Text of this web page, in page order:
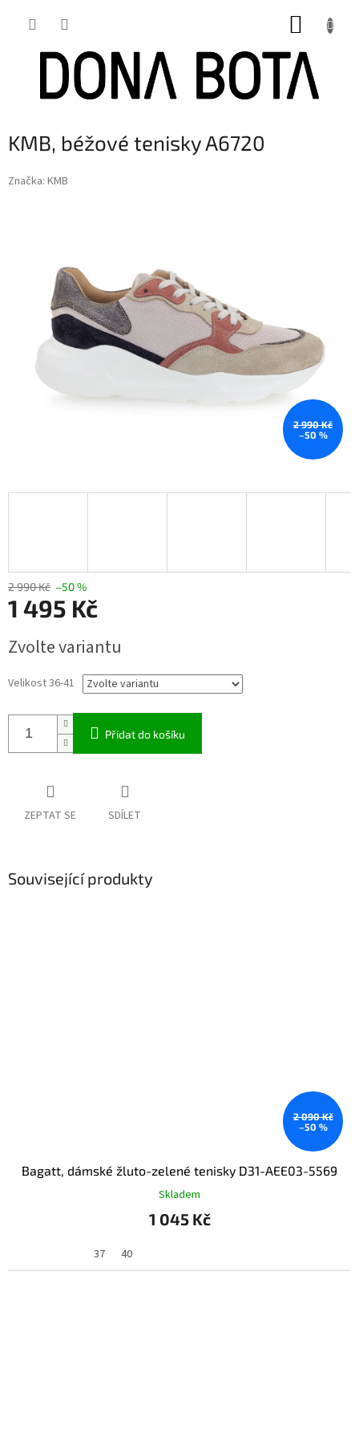
KMB, béžové tenisky A6720
Značka: KMB
2 990 Kč
–50 %
2 990 Kč –50 %
1 495 Kč
cena:
Zvolte variantu
Velikost 36-41
Přidat do košíku
ZEPTAT SE SDÍLET
Související produkty
2 090 Kč
–50 %
Bagatt, dámské žluto-zelené tenisky D31-AEE03-5569
Skladem
1 045 Kč
37 40